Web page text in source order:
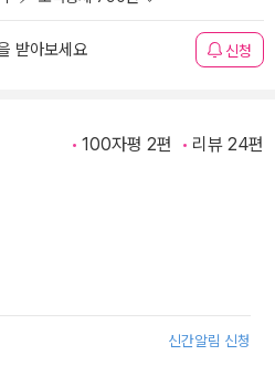
받아보세요 신청
100자평 2편 리뷰 24편
신간알림 신청